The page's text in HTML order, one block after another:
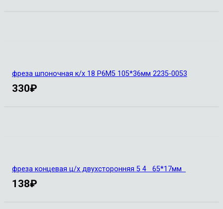
фреза шпоночная к/х 18 Р6М5 105*36мм 2235-0053
330₽
фреза концевая ц/х двухсторонняя 5 4 65*17мм
138₽